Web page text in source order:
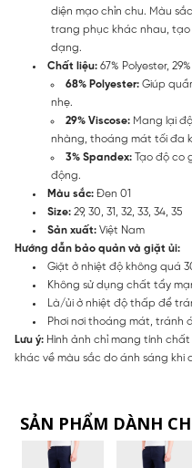
diện mạo chỉn chu. Màu
trang phục khác nhau,
dạng.
Chất liệu: 67% Polyester,
68% Polyester: Giúp
nhẹ.
29% Viscose: Mang lại
nhàng, thoáng mát tối đa
3% Spandex: Tạo độ co
động.
Màu sắc: Đen 01
Size: 29, 30, 31, 32, 33, 34, 35
Sản xuất: Việt Nam
Hướng dẫn bảo quản và giặt ủi:
Giặt ở nhiệt độ không quá
Không sử dụng chất tẩy
Là/ủi ở nhiệt độ thấp để
Phơi nơi thoáng mát, tránh
Lưu ý: Hình ảnh chỉ mang tính
khác về màu sắc do ánh sáng khi
SẢN PHẨM DÀNH